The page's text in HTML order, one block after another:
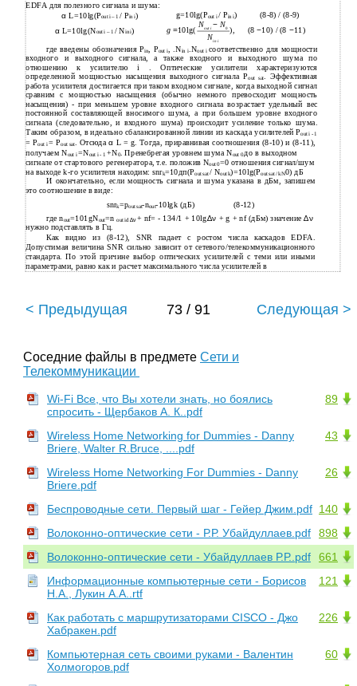
EDFA для полезного сигнала и шума:
α L=10lg(Pout i – 1/ Pin i) g=10lg(Pout i/ Pin i) (8-8) / (8-9)
α L=10lg(Nout i – 1 / Nin i) g =10lg(
Nout i − N0 ), (8−10) / (8 −11)
Nin i
где введены обозначения Рin , Рout i, .Nin i.Nout iсоответственно для мощности
входного и выходного сигнала, а также входного и выходного шума по
отношению к усилителю i . Оптические усилители характеризуются
определенной мощностью насыщения выходного сигнала Pout sat. Эффективная
работа усилителя достигается при таком входном сигнале, когда выходной сигнал
сравним с мощностью насыщения (обычно немного превосходит мощность
насыщения) - при меньшем уровне входного сигнала возрастает удельный вес
постоянной составляющей вносимого шума, а при большем уровне входного
сигнала (следовательно, и входного шума) происходит усиление только шума.
Таким образом, в идеально сбалансированной линии из каскада усилителей Рout i - 1
= Pout i= Pout sat. Отсюдаα L = g. Тогда, приравнивая соотношения (8-10) и (8-11),
получаем Nout i=Nout i - 1 +N0. Пренебрегая уровнем шума Nout 0до в выходном
сигнале от стартового регенератора, т.е. положив Nout 0=0 отношения сигнал/шум
на выходе k-го усилителя находим: snrk=10дп(Pout sat/ Nout k)=10lg(Pout sat / kN0) дБ
И окончательно, если мощность сигнала и шума указана в дБм, запишем
это соотношение в виде:
snrk=poutsat-nout-10lgk (дБ)
(8-12)
где nout=101gNout=nout id ∆ν+ nf= - 134/1 + 10lg∆ν + g + nf (дБм) значение∆ν
нужно подставлять в Гц.
Как видно из (8-12), SNR падает с ростом числа каскадов EDFA.
Допустимая величина SNR сильно зависит от сетевого/телекоммуникационного
стандарта. По этой причине выбор оптических усилителей с теми или иными
параметрами, равно как и расчет максимального числа усилителей в
< Предыдущая 73 / 91 Следующая >
Соседние файлы в предмете Сети и
Телекоммуникации
89
Wi-Fi Все, что Вы хотели знать, но боялись
спросить - Щербаков А. К..pdf
43
Wireless Home Networking for Dummies - Danny
Briere, Walter R.Bruce, ....pdf
26
Wireless Home Networking For Dummies - Danny
Briere.pdf
140
Беспроводные сети. Первый шаг - Гейер Джим.pdf
898
Волоконно-оптические сети - Р.Р. Убайдуллаев.pdf
661
Волоконно-оптические сети - Убайдуллаев Р.Р..pdf
121
Информационные компьютерные сети - Борисов
Н.А., Лукин А.А..rtf
226
Как работать с маршрутизаторами CISCO - Джо
Хабракен.pdf
60
Компьютерная сеть своими руками - Валентин
Холмогоров.pdf